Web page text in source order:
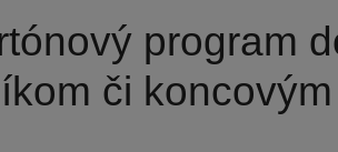
program
či